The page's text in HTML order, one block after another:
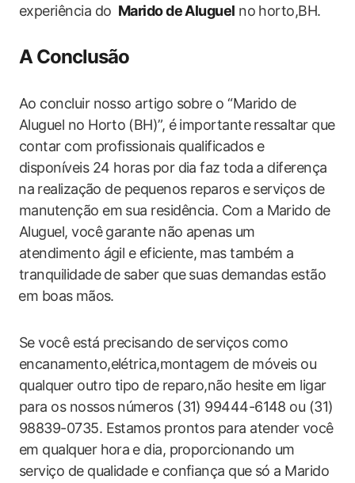
experiência do ⁤ Marido de Aluguel no horto,BH.
A Conclusão
Ao concluir nosso artigo sobre o “Marido de
Aluguel no Horto⁤ (BH)”, é importante ressaltar que
contar ‍com ⁣profissionais qualificados e
disponíveis 24 horas por dia ​faz toda a diferença
⁣na⁢ realização de pequenos reparos e serviços de
manutenção em sua residência. Com a Marido de
Aluguel, você garante não apenas ⁣um
atendimento ágil‍ e eficiente,⁤ mas‍ também a
tranquilidade de saber que suas demandas estão
⁣em boas ⁣mãos.
Se você está ‌precisando de serviços como
encanamento,elétrica,montagem de móveis ou
qualquer outro tipo de reparo,não​ hesite‌ em ligar
‌para os nossos⁣ números (31) 99444-6148 ou ​(31)
98839-0735. Estamos prontos para atender você
em qualquer ​hora ⁢e dia, proporcionando ⁢um⁣
serviço ​de qualidade e confiança que só a Marido